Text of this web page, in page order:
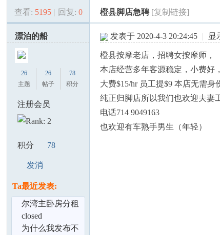
美» › ›
查看: 5195 | 回复: 0 橙县脚店急聘 [复制链接]
漂泊的船
26
主题
26
帖子
78
积分
注册会员
积分 78
发消
Ta最近发表:
尔湾主卧房分租
closed
为什么我发布不
发表于 2020-4-3 20:24:45 | 显
橙县按摩老店，招聘女按摩师，
本店经营多年客源稳定，小费好
大费$15/hr 员工提$9 本店无需
纯正归脚店所以我们也欢迎夫妻
电话714 9049163
也欢迎有车熟手男生（年轻）